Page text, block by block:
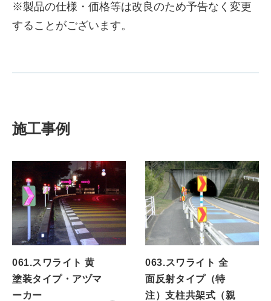
※製品の仕様・価格等は改良のため予告なく変更
することがございます。
施工事例
061.スワライト 黄
塗装タイプ・アヅマ
ーカー
063.スワライト 全
面反射タイプ（特
注）支柱共架式（親